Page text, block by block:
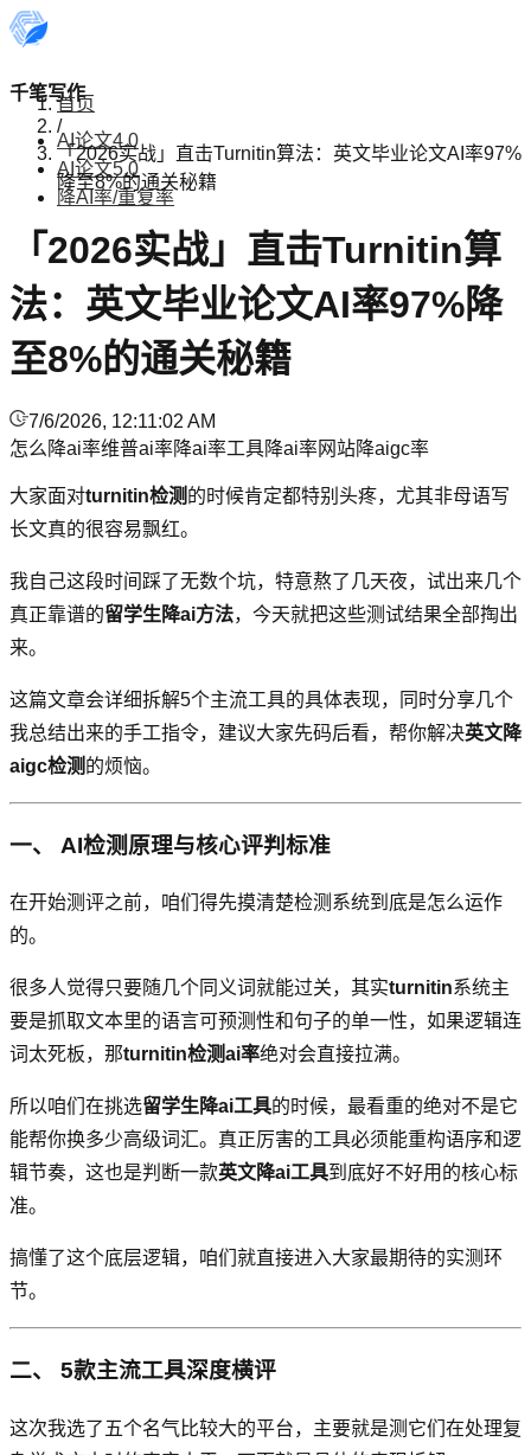
千笔写作
AI论文4.0
AI论文5.0
降AI率/重复率
首页
/
「2026实战」直击Turnitin算法：英文毕业论文AI率97%
降至8%的通关秘籍
「2026实战」直击Turnitin算
法：英文毕业论文AI率97%降
至8%的通关秘籍
7/6/2026, 12:11:02 AM
怎么降ai率维普ai率降ai率工具降ai率网站降aigc率
大家面对turnitin检测的时候肯定都特别头疼，尤其非母语写
长文真的很容易飘红。
我自己这段时间踩了无数个坑，特意熬了几天夜，试出来几个
真正靠谱的留学生降ai方法，今天就把这些测试结果全部掏出
来。
这篇文章会详细拆解5个主流工具的具体表现，同时分享几个
我总结出来的手工指令，建议大家先码后看，帮你解决英文降
aigc检测的烦恼。
一、 AI检测原理与核心评判标准
在开始测评之前，咱们得先摸清楚检测系统到底是怎么运作
的。
很多人觉得只要随几个同义词就能过关，其实turnitin系统主
要是抓取文本里的语言可预测性和句子的单一性，如果逻辑连
词太死板，那turnitin检测ai率绝对会直接拉满。
所以咱们在挑选留学生降ai工具的时候，最看重的绝对不是它
能帮你换多少高级词汇。真正厉害的工具必须能重构语序和逻
辑节奏，这也是判断一款英文降ai工具到底好不好用的核心标
准。
搞懂了这个底层逻辑，咱们就直接进入大家最期待的实测环
节。
二、 5款主流工具深度横评
这次我选了五个名气比较大的平台，主要就是测它们在处理复